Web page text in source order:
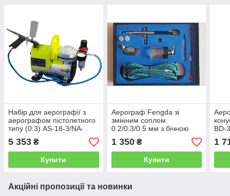
Набір для аерографії з
аерографом пістолетного
типу (0.3) AS-18-3/NA-
5 353 ₴
Купити
Аерограф Fengda зі
змінним соплом
0.2/0.3/0.5 мм з бічною
1 350₴
Купити
BD-
1
Акційні пропозиції та новинки